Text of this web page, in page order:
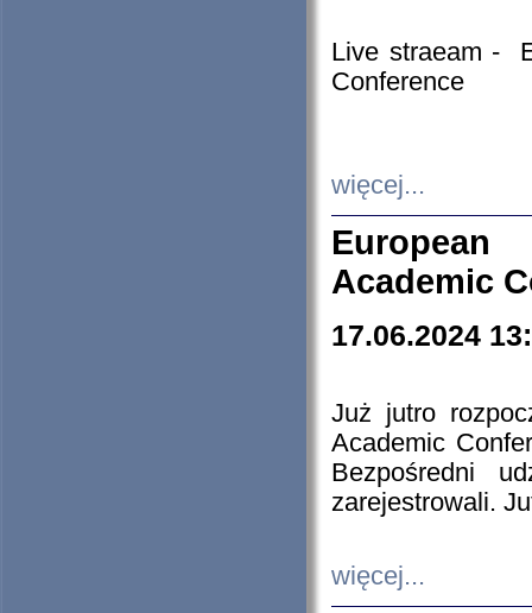
Live straeam -
Conference
więcej...
European
Academic
17.06.2024
Już jutro
Academic
Bezpośredni
zarejestrowali.
więcej...